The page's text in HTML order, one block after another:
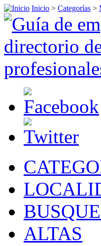
Inicio > Categorías >
ALTAS